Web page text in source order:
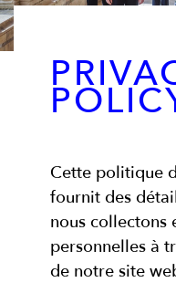
Cette politique
fournit des
nous collectons
personnelles à
de notre site